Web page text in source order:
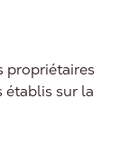
propriétaires
établis sur la